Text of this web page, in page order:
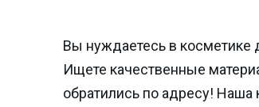
Вы нуждаетесь в косметике
Ищете качественные
обратились по адресу!